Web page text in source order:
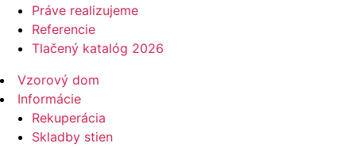
Práve realizujeme
Referencie
Tlačený katalóg 2026
Vzorový dom
Informácie
Rekuperácia
Skladby stien